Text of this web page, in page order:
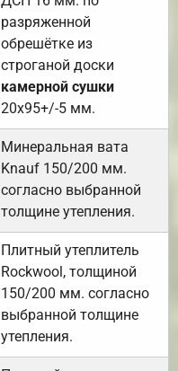
разряженной
обрешётке из
строганой доски
камерной сушки
20х95+/-5 мм.
Минеральная вата
Knauf 150/200 мм.
согласно выбранной
толщине утепления.
Плитный утеплитель
Rockwool, толщиной
150/200 мм. согласно
выбранной толщине
утепления.